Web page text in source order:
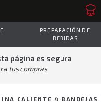
PREPARACIÓN DE
BEBIDAS
página es segura
tus compras
CALIENTE 4 BANDEJAS